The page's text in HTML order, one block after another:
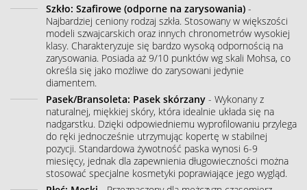
Szkło: Szafirowe (odporne na zarysowania) -
Najbardziej ceniony rodzaj szkła. Stosowany w większości
modeli szwajcarskich oraz innych chronometrów wysokiej
klasy. Charakteryzuje się bardzo wysoką odpornością na
zarysowania. Posiada aż 9/10 punktów wg skali Mohsa, co
określa się jako możliwe do zarysowani jedynie
diamentem.
Pasek/Bransoleta: Pasek skórzany - Wykonany z
naturalnej, miękkiej skóry, która idealnie układa się na
nadgarstku. Dzięki odpowiedniemu wyprofilowaniu przylega
do ręki jednocześnie utrzymując kopertę w stabilnej
pozycji. Standardowa żywotność paska wynosi 6-9
miesięcy, jednak dla zapewnienia długowieczności można
stosować specjalne kosmetyki poprawiające jego wygląd.